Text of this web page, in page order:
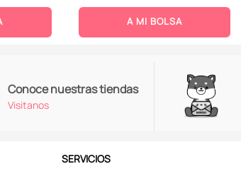
A MI BOLSA
Conoce nuestras tiendas
Visitanos
SERVICIOS